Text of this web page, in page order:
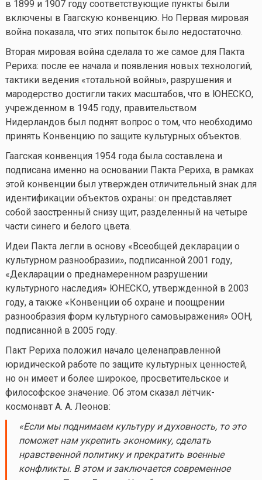
в 1899 и 1907 году соответствующие пункты были
включены в Гаагскую конвенцию. Но Первая мировая
война показала, что этих попыток было недостаточно.
Вторая мировая война сделала то же самое для Пакта
Рериха: после ее начала и появления новых технологий,
тактики ведения «тотальной войны», разрушения и
мародерство достигли таких масштабов, что в ЮНЕСКО,
учрежденном в 1945 году, правительством
Нидерландов был поднят вопрос о том, что необходимо
принять Конвенцию по защите культурных объектов.
Гаагская конвенция 1954 года была составлена и
подписана именно на основании Пакта Рериха, в рамках
этой конвенции был утвержден отличительный знак для
идентификации объектов охраны: он представляет
собой заостренный снизу щит, разделенный на четыре
части синего и белого цвета.
Идеи Пакта легли в основу «Всеобщей декларации о
культурном разнообразии», подписанной 2001 году,
«Декларации о преднамеренном разрушении
культурного наследия» ЮНЕСКО, утвержденной в 2003
году, а также «Конвенции об охране и поощрении
разнообразия форм культурного самовыражения» ООН,
подписанной в 2005 году.
Пакт Рериха положил начало целенаправленной
юридической работе по защите культурных ценностей,
но он имеет и более широкое, просветительское и
философское значение. Об этом сказал лётчик-
космонавт А. А. Леонов:
«Если мы поднимаем культуру и духовность, то это
поможет нам укрепить экономику, сделать
нравственной политику и прекратить военные
конфликты. В этом и заключается современное